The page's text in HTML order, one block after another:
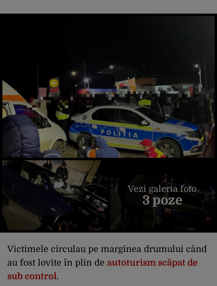
Vezi galeria foto
3 poze
Victimele circulau pe marginea drumului când
au fost lovite în plin de autoturism scăpat de
sub control.